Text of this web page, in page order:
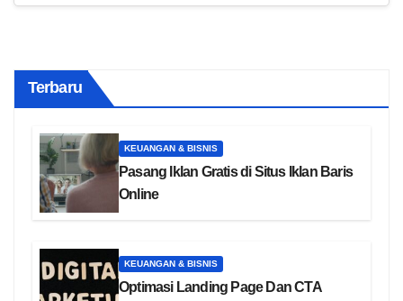
Terbaru
KEUANGAN & BISNIS
Pasang Iklan Gratis di Situs Iklan Baris
Online
KEUANGAN & BISNIS
Optimasi Landing Page Dan CTA